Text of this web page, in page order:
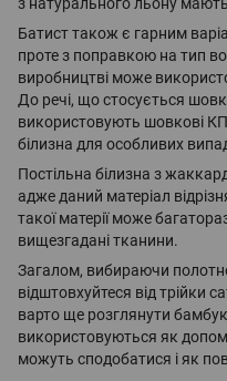
Батист також є гарним
проте з поправкою на тип
виробництві може
До речі, що стосується
використовують шовкові
білизна для особливих
Постільна білизна з
адже даний матеріал
такої матерії може
вищезгадані тканини.
Загалом, вибираючи
відштовхуйтеся від трійки
варто ще розглянути
використовуються як
можуть сподобатися і як